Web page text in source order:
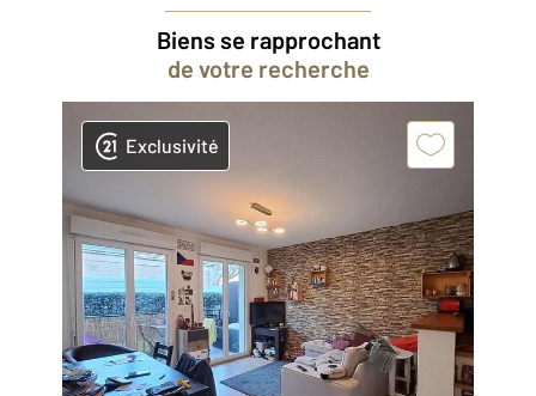
Biens se rapprochant
de votre recherche
Exclusivité